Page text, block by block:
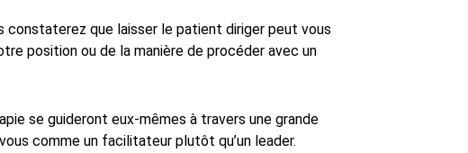
que laisser le patient diriger peut vous
position ou de la manière de procéder avec un
se guideront eux-mêmes à travers une grande
comme un facilitateur plutôt qu’un leader.